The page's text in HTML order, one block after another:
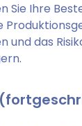
Sie Ihre
und das